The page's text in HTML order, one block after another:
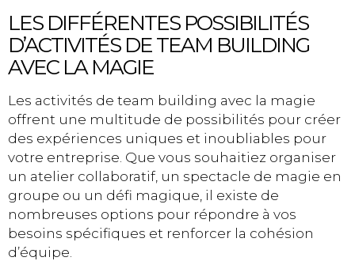
LES DIFFÉRENTES POSSIBILITÉS
D’ACTIVITÉS DE TEAM BUILDING
AVEC LA MAGIE
Les activités de team building avec la magie
offrent une multitude de possibilités pour créer
des expériences uniques et inoubliables pour
votre entreprise. Que vous souhaitiez organiser
un atelier collaboratif, un spectacle de magie en
groupe ou un défi magique, il existe de
nombreuses options pour répondre à vos
besoins spécifiques et renforcer la cohésion
d’équipe.